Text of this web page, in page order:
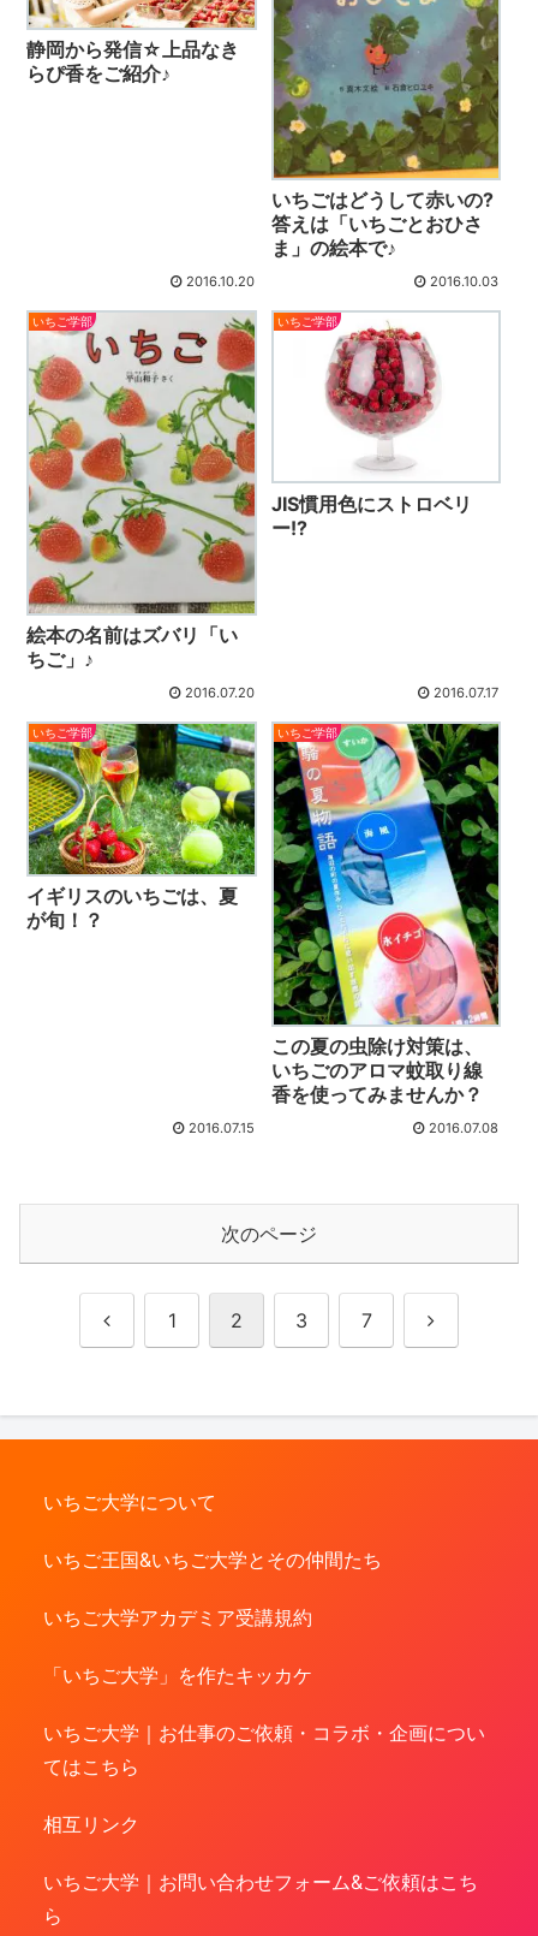
静岡から発信☆上品なき
らぴ香をご紹介♪
2016.10.20
いちごはどうして赤いの?
答えは「いちごとおひさ
ま」の絵本で♪
2016.10.03
いちご学部
絵本の名前はズバリ「い
ちご」♪
2016.07.20
いちご学部
JIS慣用色にストロベリ
ー!?
2016.07.17
いちご学部
イギリスのいちごは、夏
が旬！？
2016.07.15
いちご学部
この夏の虫除け対策は、
いちごのアロマ蚊取り線
香を使ってみませんか？
2016.07.08
次のページ
前 1 2 3 7 次
いちご大学について
いちご王国&いちご大学とその仲間たち
いちご大学アカデミア受講規約
「いちご大学」を作たキッカケ
いちご大学｜お仕事のご依頼・コラボ・企画につい
てはこちら
相互リンク
いちご大学｜お問い合わせフォーム&ご依頼はこち
ら